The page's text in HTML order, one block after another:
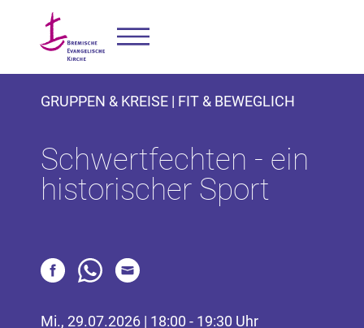
GRUPPEN & KREISE | FIT & BEWEGLICH
Schwertfechten - ein
historischer Sport
Mi., 29.07.2026 | 18:00 - 19:30 Uhr